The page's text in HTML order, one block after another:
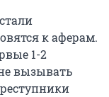
к аферам.
1-2
вызывать